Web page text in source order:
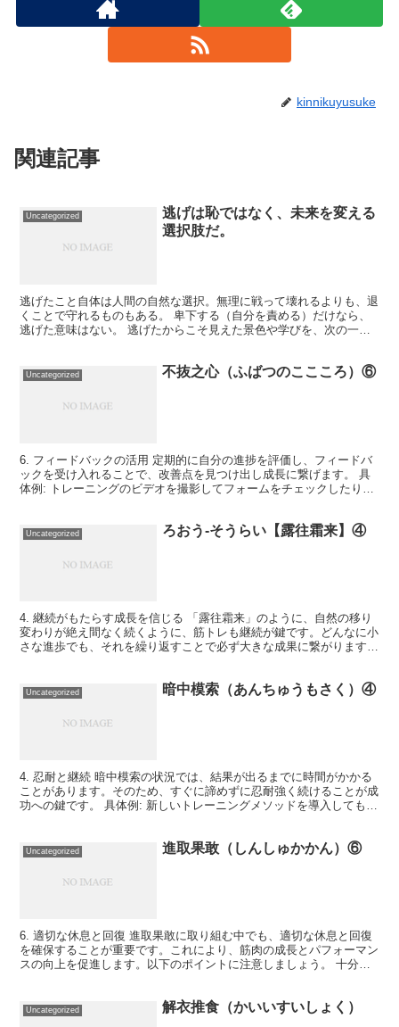
kinnikuyusuke
関連記事
Uncategorized
逃げは恥ではなく、未来を変える
選択肢だ。
逃げたこと自体は人間の自然な選択。無理に戦って壊れるよりも、退
くことで守れるものもある。 卑下する（自分を責める）だけなら、
逃げた意味はない。 逃げたからこそ見えた景色や学びを、次の一歩
Uncategorized 不抜之心（ふばつのここころ）⑥
6. フィードバックの活用 定期的に自分の進捗を評価し、フィードバ
ックを受け入れることで、改善点を見つけ出し成長に繋げます。 具
体例: トレーニングのビデオを撮影してフォームをチェックしたり、
Uncategorized ろおう-そうらい【露往霜来】④
4. 継続がもたらす成長を信じる 「露往霜来」のように、自然の移り
変わりが絶え間なく続くように、筋トレも継続が鍵です。どんなに小
さな進歩でも、それを繰り返すことで必ず大きな成果に繋がります。
Uncategorized 暗中模索（あんちゅうもさく）④
4. 忍耐と継続 暗中模索の状況では、結果が出るまでに時間がかかる
ことがあります。そのため、すぐに諦めずに忍耐強く続けることが成
功への鍵です。 具体例: 新しいトレーニングメソッドを導入しても、
Uncategorized 進取果敢（しんしゅかかん）⑥
6. 適切な休息と回復 進取果敢に取り組む中でも、適切な休息と回復
を確保することが重要です。これにより、筋肉の成長とパフォーマン
スの向上を促進します。以下のポイントに注意しましょう。 十分な
Uncategorized 解衣推食（かいいすいしょく）